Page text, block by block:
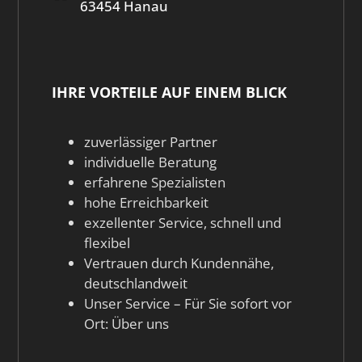
Bad Zwischenahn Wardenburg Edewecht
Barsinghausen Stadthagen
Bassum Twistringen Wildeshausen
Sulingen
Baunatal Vellmar Hofgeismar
Bautzen
Bayreuth
63454 Hanau
IHRE VORTEILE AUF EINEM BLICK
zuverlässiger Partner
individuelle Beratung
erfahrene Spezialisten
hohe Erreichbarkeit
exzellenter Service, schnell und
flexibel
Vertrauen durch Kundennähe,
deutschlandweit
Unser Service – Für Sie sofort vor
Ort: Über uns